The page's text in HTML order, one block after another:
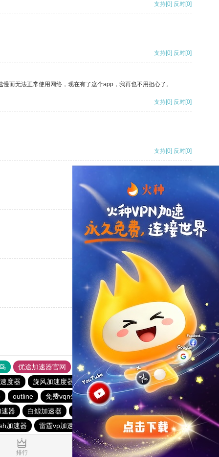
支持[0] 反对[0]
支持[0] 反对[0]
而无法正常使用网络，现在有了这个app，我再也不用担心了。
支持[0] 反对[0]
支持[0] 反对[0]
反对
反对[0]
优途加速器官网 风驰加速器 旋风加速器
八戒看书
度器 旋风加速度器 极风加速器
ios加速器
outline 免费vqn外网 飞狗加速器
快连加速器app
器 白鲸加速器 老王vqn加速
免费VP加速器
加速器 雷霆vp加速器官网
排行 推荐